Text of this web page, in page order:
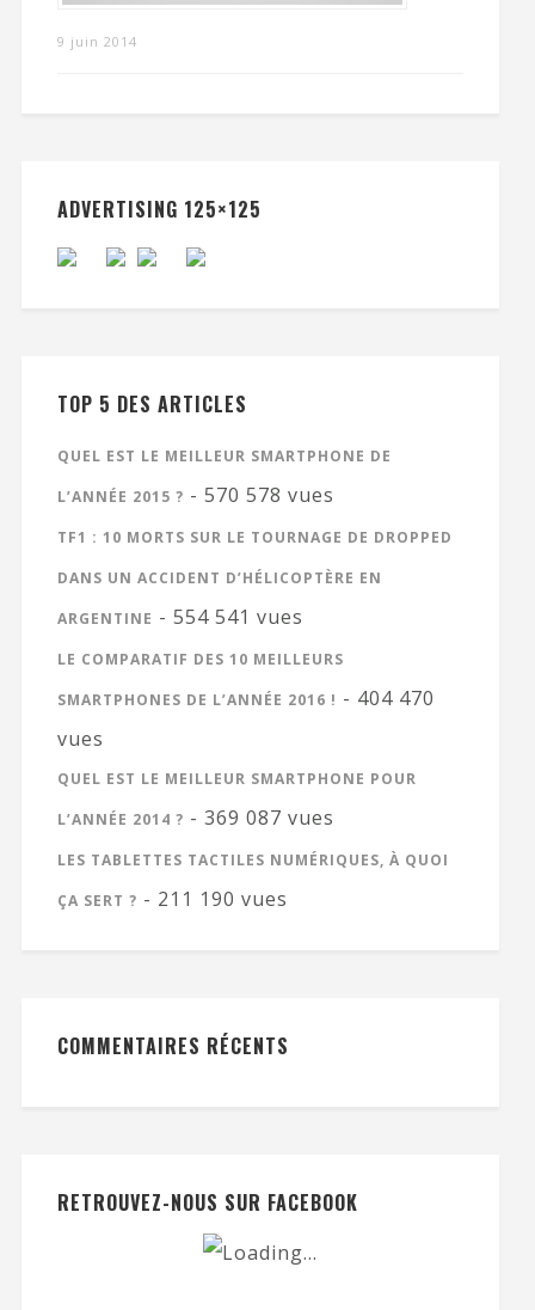
9 juin 2014
ADVERTISING 125×125
TOP 5 DES ARTICLES
QUEL EST LE MEILLEUR SMARTPHONE DE
L’ANNÉE 2015 ? - 570 578 vues
TF1 : 10 MORTS SUR LE TOURNAGE DE DROPPED
DANS UN ACCIDENT D’HÉLICOPTÈRE EN
ARGENTINE - 554 541 vues
LE COMPARATIF DES 10 MEILLEURS
SMARTPHONES DE L’ANNÉE 2016 ! - 404 470
vues
QUEL EST LE MEILLEUR SMARTPHONE POUR
L’ANNÉE 2014 ? - 369 087 vues
LES TABLETTES TACTILES NUMÉRIQUES, À QUOI
ÇA SERT ? - 211 190 vues
COMMENTAIRES RÉCENTS
RETROUVEZ-NOUS SUR FACEBOOK